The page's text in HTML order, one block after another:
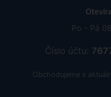
Po - Pá
Číslo účtu:
Obchodujeme s